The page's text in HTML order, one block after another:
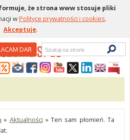
że strona www stosuje pliki
wPolityce prywatności i cookies.
Akceptuje.
DAR
» Aktualności »Ten sam płomień. Ta